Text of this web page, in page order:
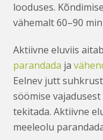
looduses.
vähemalt 60–90
Aktiivne eluviis
parandada ja
Eelnev jutt
söömise
tekitada. Aktiivne
meeleolu